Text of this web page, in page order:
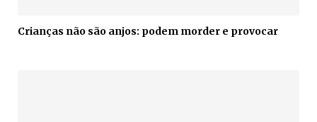
Crianças não são anjos: podem morder e provocar